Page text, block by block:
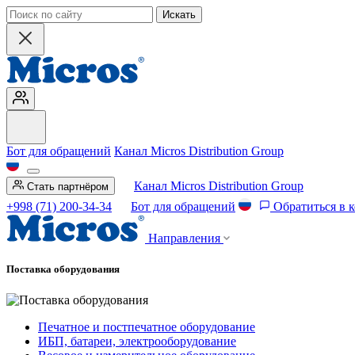
Искать
Бот для обращений Канал Micros Distribution Group
Стать партнёром
Канал Micros Distribution Group
+998 (71) 200-34-34
Бот для обращений Обратиться в
Направления
Поставка оборудования
Печатное и постпечатное оборудование
ИБП, батареи, электрооборудование